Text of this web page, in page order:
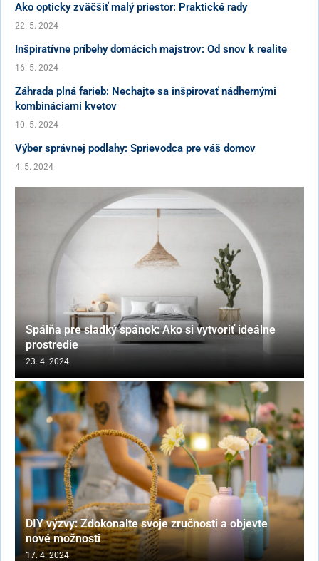
Ako opticky zväčšiť malý priestor: Praktické rady
22. 5. 2024
Inšpiratívne príbehy domácich majstrov: Od snov k realite
16. 5. 2024
Záhrada plná farieb: Nechajte sa inšpirovať nádhernými
kombináciami kvetov
10. 5. 2024
Výber správnej podlahy: Sprievodca pre váš domov
4. 5. 2024
Spálňa pre sladký spánok: Ako si vytvoriť ideálne
prostredie
23. 4. 2024
DIY výzvy: Zdokonalte svoje zručnosti a objevte
nové možnosti
17. 4. 2024